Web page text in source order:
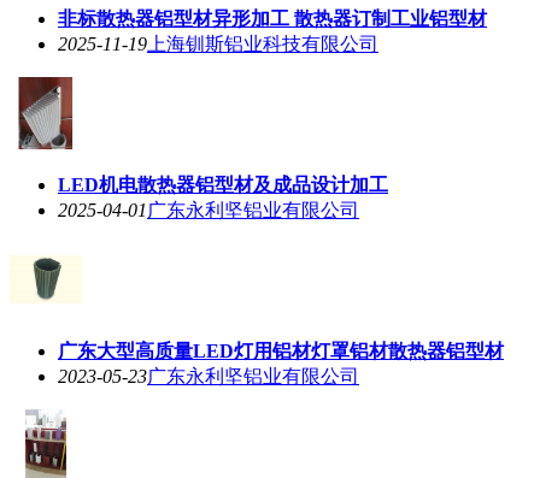
非标散热器铝型材异形加工 散热器订制工业铝型材
2025-11-19 上海钏斯铝业科技有限公司
LED机电散热器铝型材及成品设计加工
2025-04-01 广东永利坚铝业有限公司
广东大型高质量LED灯用铝材灯罩铝材散热器铝型材
2023-05-23广东永利坚铝业有限公司